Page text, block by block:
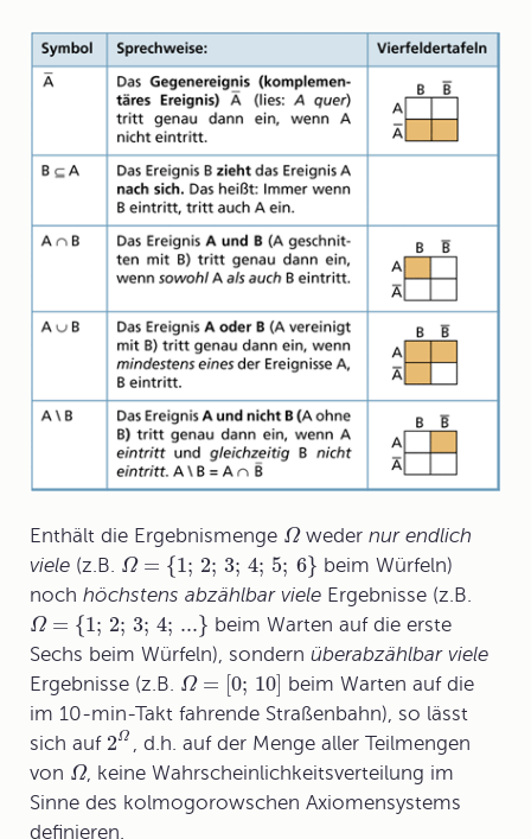
Enthält die Ergebnismenge Ωwedernur endlich
viele (z.B. Ω = {1; 2; 3; 4; 5; 6} beim Würfeln)
noch höchstens abzählbar viele Ergebnisse (z.B.
Ω = {1; 2; 3; 4; ...} beim Warten auf die erste
Sechs beim Würfeln), sondern überabzählbar viele
Ergebnisse (z.B.
Ω = [0; 10] beim Warten auf die
im 10-min-Takt fahrende Straßenbahn), so lässt
sich auf 2Ω
, d.h. auf der Menge aller Teilmengen
von Ω, keine Wahrscheinlichkeitsverteilung im
Sinne des kolmogorowschen Axiomensystems
definieren.